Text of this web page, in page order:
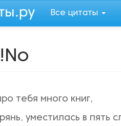
Все цитаты
тебя много книг,
уместилась в пять